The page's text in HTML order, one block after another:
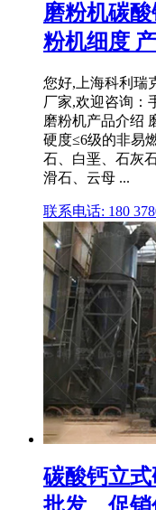
磨粉机碳
粉机细度
您好,上海科利瑞
厂家,欢迎咨询：
磨粉机产品介绍
硬度≤6级的非易
石、白垩、石灰
滑石、云母 ...
联系电话: 180
碳酸钙立